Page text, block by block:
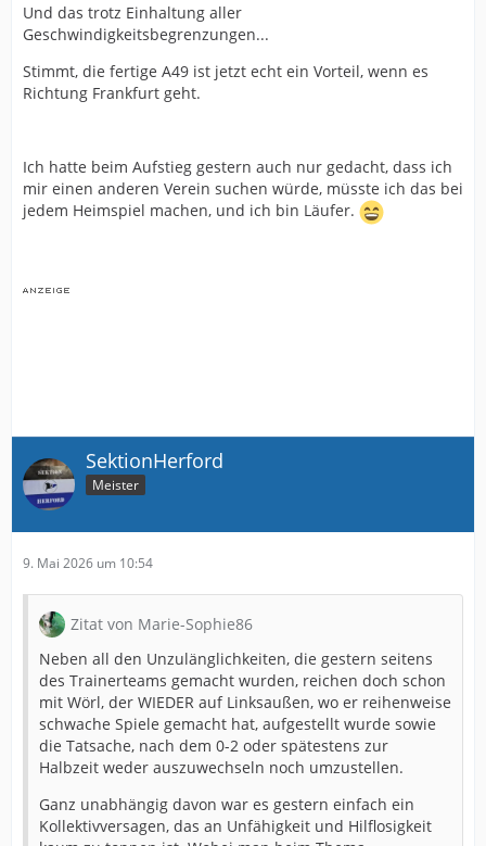
Und das trotz Einhaltung aller
Geschwindigkeitsbegrenzungen...
Stimmt, die fertige A49 ist jetzt echt ein Vorteil, wenn es
Richtung Frankfurt geht.
Ich hatte beim Aufstieg gestern auch nur gedacht, dass ich
mir einen anderen Verein suchen würde, müsste ich das bei
jedem Heimspiel machen, und ich bin Läufer.
SektionHerford
Meister
9. Mai 2026 um 10:54
Zitat von Marie-Sophie86
Neben all den Unzulänglichkeiten, die gestern seitens
des Trainerteams gemacht wurden, reichen doch schon
mit Wörl, der WIEDER auf Linksaußen, wo er reihenweise
schwache Spiele gemacht hat, aufgestellt wurde sowie
die Tatsache, nach dem 0-2 oder spätestens zur
Halbzeit weder auszuwechseln noch umzustellen.
Ganz unabhängig davon war es gestern einfach ein
Kollektivversagen, das an Unfähigkeit und Hilflosigkeit